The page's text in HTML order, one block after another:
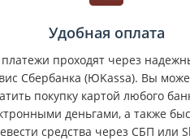
Удобная оплата
платежи проходят через
Сбербанка (ЮKassa). Вы
покупку картой любого
деньгами, а также
средства через СБП или